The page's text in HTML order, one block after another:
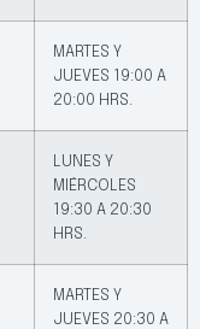
MARTES Y
JUEVES 19:00 A
20:00 HRS.
LUNES Y
MIÉRCOLES
19:30 A 20:30
HRS.
MARTES Y
JUEVES 20:30 A